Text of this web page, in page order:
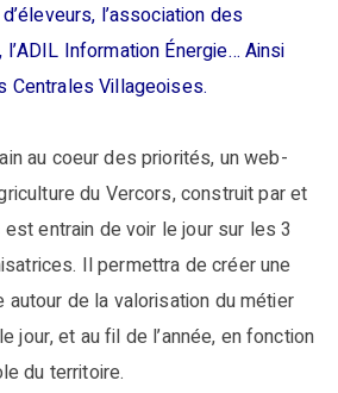
l’association des
Information Énergie… Ainsi
Villageoises.
au coeur des priorités, un web-
du Vercors, construit par et
entrain de voir le jour sur les 3
Il permettra de créer une
de la valorisation du métier
jour, et au fil de l’année, en fonction
du territoire.